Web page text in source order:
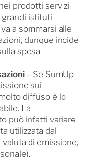
prodotti servizi
istituti
a sommarsi alle
dunque incide
spesa
– Se SumUp
sui
diffuso è lo
La
può infatti variare
utilizzata dal
di emissione,